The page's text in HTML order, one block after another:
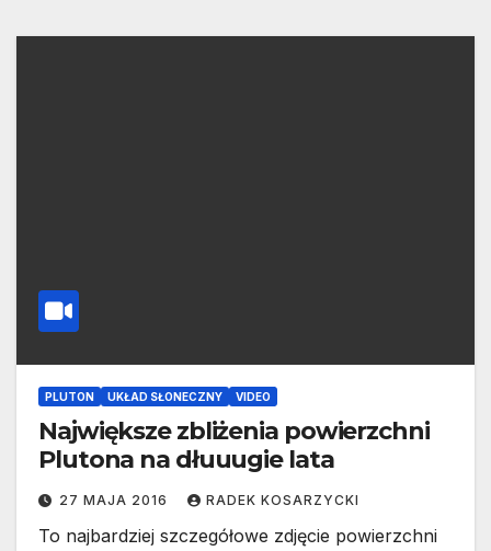
PLUTON UKŁAD SŁONECZNY VIDEO
Największe zbliżenia powierzchni
Plutona na dłuuugie lata
27 MAJA 2016 RADEK KOSARZYCKI
To najbardziej szczegółowe zdjęcie powierzchni